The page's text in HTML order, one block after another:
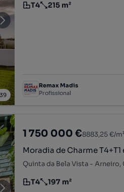
39
Tipologia
T4
Preço por metro quadrado
215 m²
Remax Madis
Profissional
1 750 000 €8883,25 €/
Moradia de Charme
Quinta da Bela Vista - Arneiro,
Tipologia
T4
Preço por metro quadrado
197 m²